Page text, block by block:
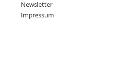
Newsletter
Impressum